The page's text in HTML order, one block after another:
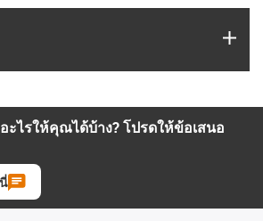
ะไรให้คุณได้บ้าง? โปรดให้ข้อเสนอ